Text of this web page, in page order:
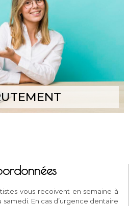
vous recoivent en semaine à
En cas d’urgence dentaire